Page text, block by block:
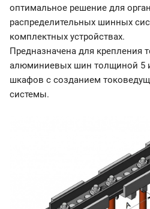
оптимальное решение для
распределительных шинных
комплектных устройствах.
Предназначена для крепления
алюминиевых шин толщиной 5
шкафов с созданием
системы.